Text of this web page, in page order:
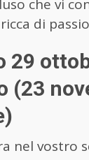
che vi
di
29
(23
nel vostro